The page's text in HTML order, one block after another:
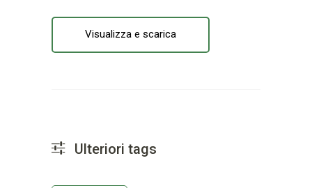
Visualizza e scarica
Ulteriori tags